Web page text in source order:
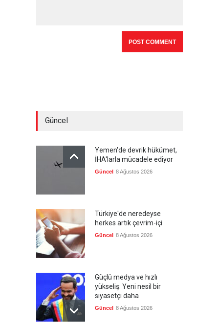
Güncel
Yemen'de devrik hükümet,
İHA'larla mücadele ediyor
Güncel 8 Ağustos 2026
Türkiye'de neredeyse
herkes artık çevrim-içi
Güncel 8 Ağustos 2026
Güçlü medya ve hızlı
yükseliş: Yeni nesil bir
siyasetçi daha
Güncel 8 Ağustos 2026